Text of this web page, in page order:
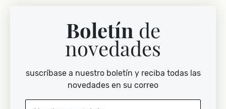
Boletín de
novedades
suscríbase a nuestro boletín y reciba todas las
novedades en su correo